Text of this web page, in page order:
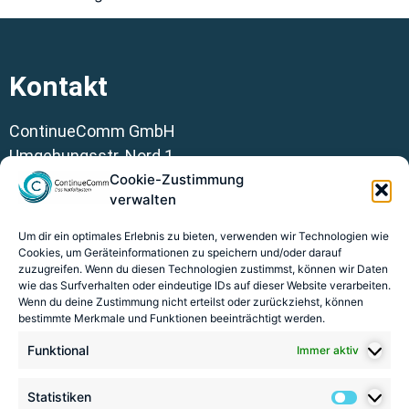
Cookie-Zustimmung
verwalten
Um dir ein optimales Erlebnis zu bieten, verwenden wir Technologien wie
Cookies, um Geräteinformationen zu speichern und/oder darauf
zuzugreifen. Wenn du diesen Technologien zustimmst, können wir Daten
wie das Surfverhalten oder eindeutige IDs auf dieser Website verarbeiten.
Wenn du deine Zustimmung nicht erteilst oder zurückziehst, können
bestimmte Merkmale und Funktionen beeinträchtigt werden.
Funktional Immer aktiv
Statistiken
Kontakt
ContinueComm GmbH
Umgehungsstr. Nord 1
36381 Schlüchtern
Kontakt@continuecomm.de
+49 6661 70992 0
Impressum